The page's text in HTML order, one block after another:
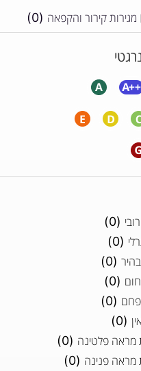
מגירות קירור והקפאה (
0
)
כיריים אינדוקציה
כיריים דומינו (
0
כיריים גז
כיריים משולבים מודולרים (
0
)
Professional 3.0
משולב
אפייה
תנור אדים
תנורים משולבים
תנור כפול לאפייה מקצועית
(
0
)
(
0
)
(
0
)
(
0
)
(
0
)
(
0
)
מראה פלטינה (
0
)
מראה פנינה (
0
)